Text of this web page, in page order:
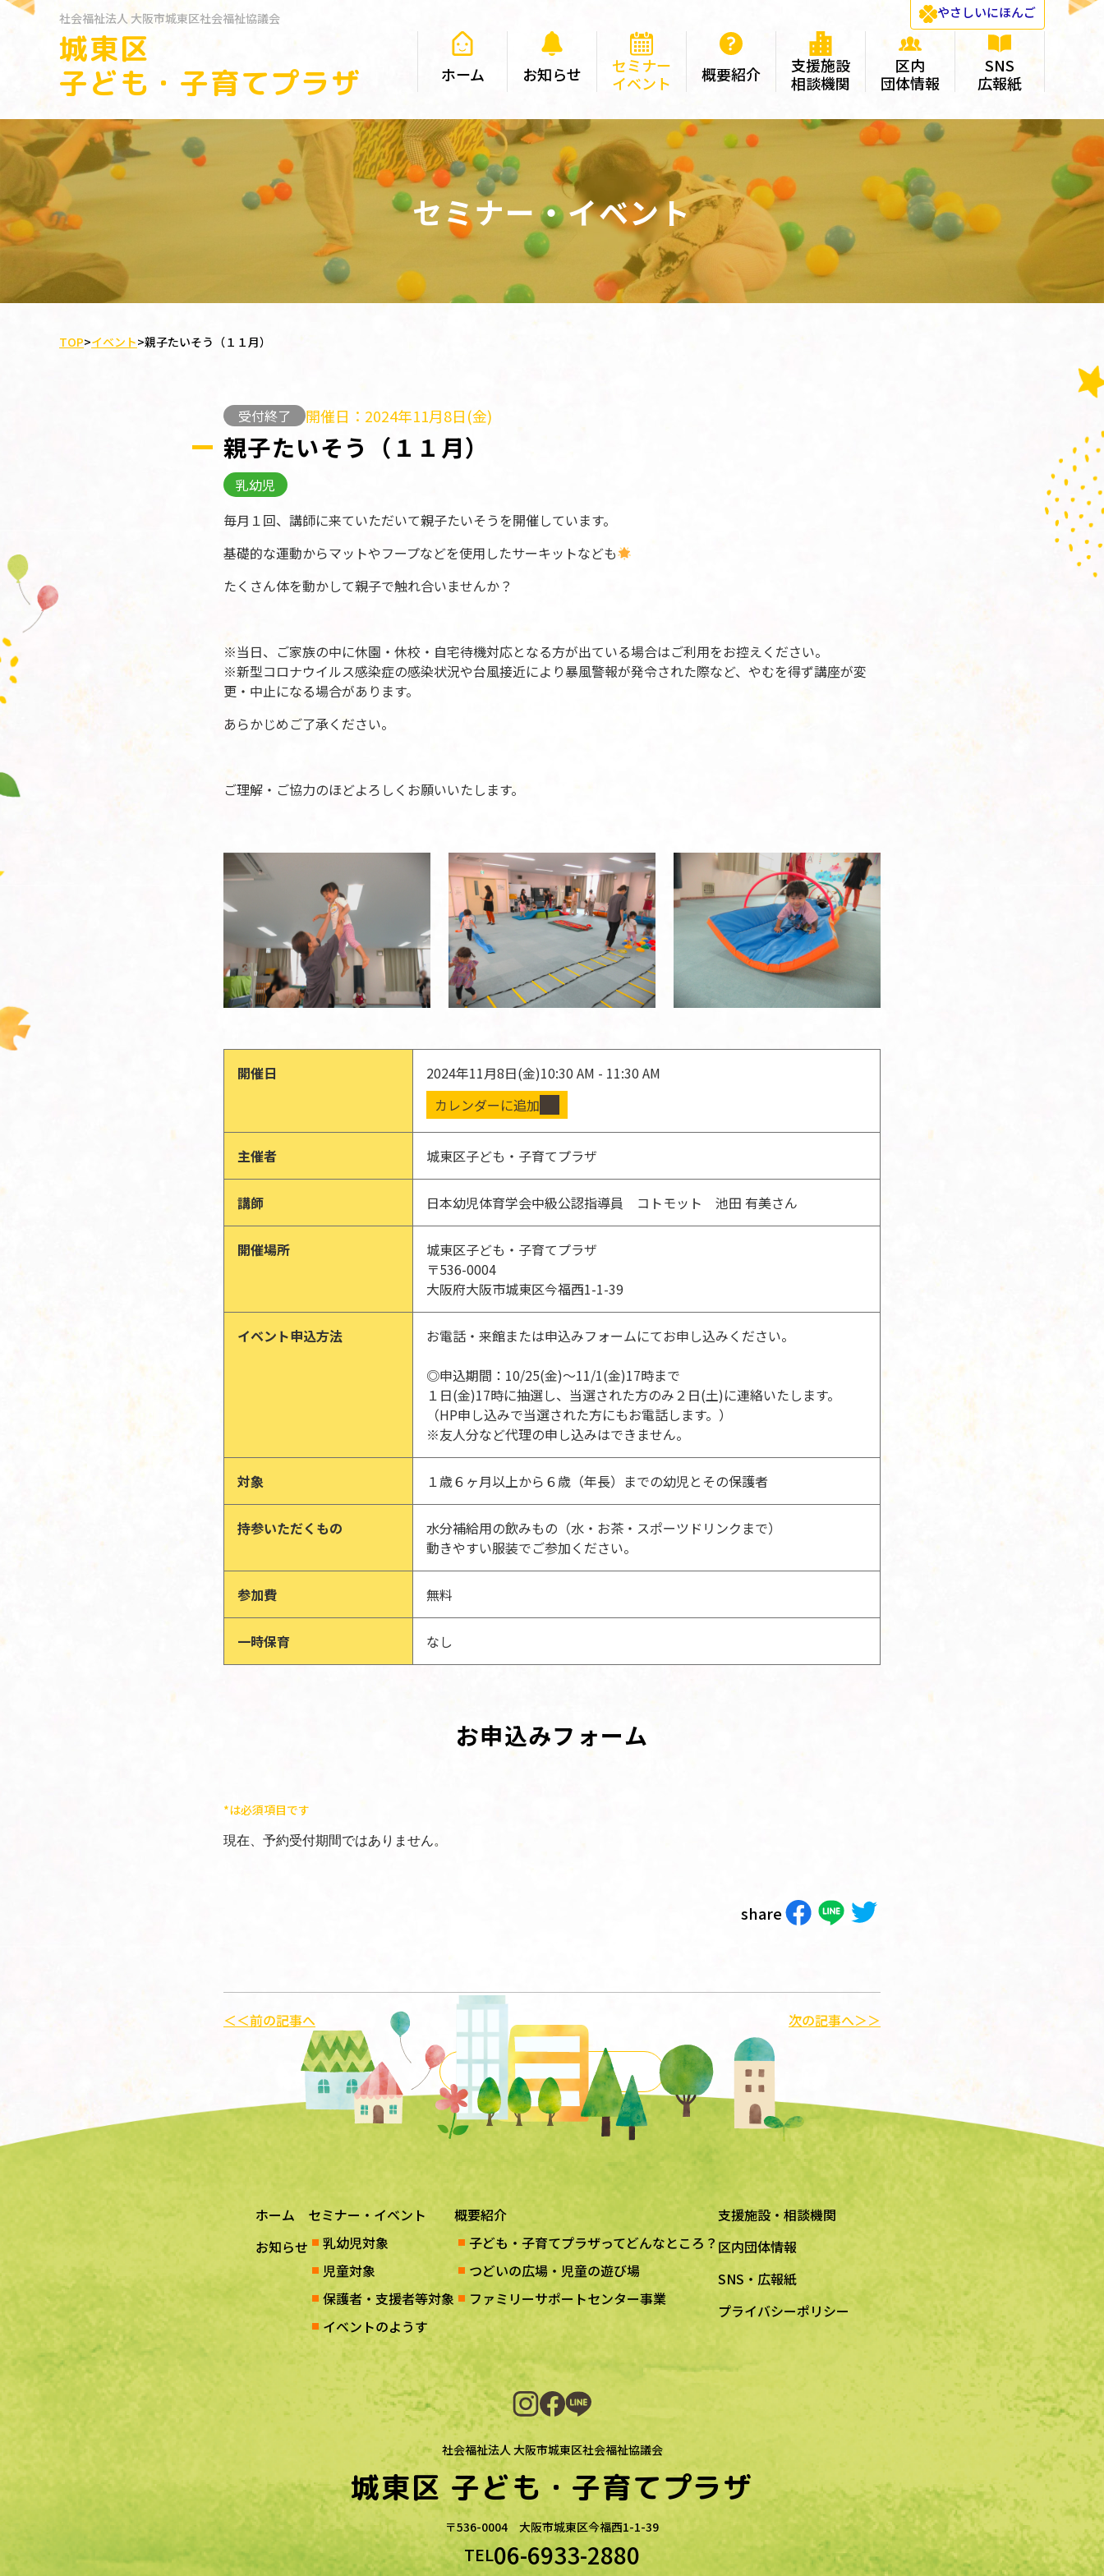
社会福祉法人大阪市城東区社会福祉協議会
城東区
子ども・子育てプラザ
やさしいにほんご
ホーム お知らせ
セミナー
イベント
概要紹介
支援施設
相談機関
区内
団体情報
SNS
広報紙
セミナー・イベント
TOP>イベント>親子たいそう（１１月）
受付終了 開催日：2024年11月8日(金)
親子たいそう（１１月）
乳幼児
毎月１回、講師に来ていただいて親子たいそうを開催しています。
基礎的な運動からマットやフープなどを使用したサーキットなども
たくさん体を動かして親子で触れ合いませんか？
※当日、ご家族の中に休園・休校・自宅待機対応となる方が出ている場合はご利用をお控えください。
※新型コロナウイルス感染症の感染状況や台風接近により暴風警報が発令された際など、やむを得ず講座が変
更・中止になる場合があります。
あらかじめご了承ください。
ご理解・ご協力のほどよろしくお願いいたします。
開催日 2024年11月8日(金)10:30 AM - 11:30 AM
カレンダーに追加
主催者 城東区子ども・子育てプラザ
講師 日本幼児体育学会中級公認指導員 コトモット 池田 有美さん
開催場所
城東区子ども・子育てプラザ
〒536-0004
大阪府大阪市城東区今福西1-1-39
イベント申込方法
お電話・来館または申込みフォームにてお申し込みください。
◎申込期間：10/25(金)～11/1(金)17時まで
１日(金)17時に抽選し、当選された方のみ２日(土)に連絡いたします。
（HP申し込みで当選された方にもお電話します。）
※友人分など代理の申し込みはできません。
対象 １歳６ヶ月以上から６歳（年長）までの幼児とその保護者
持参いただくもの
水分補給用の飲みもの（水・お茶・スポーツドリンクまで）
動きやすい服装でご参加ください。
参加費 無料
一時保育 なし
お申込みフォーム
*は必須項目です
現在、予約受付期間ではありません。
share
＜＜前の記事へ
一覧に戻る
次の記事へ＞＞
ホーム
お知らせ
セミナー・イベント
乳幼児対象
児童対象
保護者・支援者等対象
イベントのようす
概要紹介
子ども・子育てプラザってどんなところ？
つどいの広場・児童の遊び場
ファミリーサポートセンター事業
支援施設・相談機関
区内団体情報
SNS・広報紙
プライバシーポリシー
社会福祉法人 大阪市城東区社会福祉協議会
城東区子ども・子育てプラザ
〒536-0004 大阪市城東区今福西1-1-39
TEL06-6933-2880